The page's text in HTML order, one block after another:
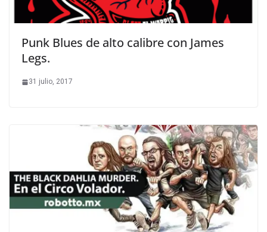
Punk Blues de alto calibre con James
Legs.
31 julio, 2017